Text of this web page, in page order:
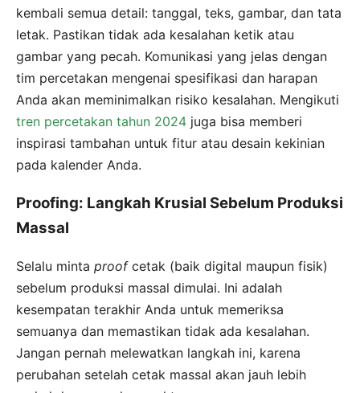
kembali semua detail: tanggal, teks, gambar, dan tata
letak. Pastikan tidak ada kesalahan ketik atau
gambar yang pecah. Komunikasi yang jelas dengan
tim percetakan mengenai spesifikasi dan harapan
Anda akan meminimalkan risiko kesalahan. Mengikuti
tren percetakan tahun 2024 juga bisa memberi
inspirasi tambahan untuk fitur atau desain kekinian
pada kalender Anda.
Proofing: Langkah Krusial Sebelum Produksi
Massal
Selalu minta proofcetak (baik digital maupun fisik)
sebelum produksi massal dimulai. Ini adalah
kesempatan terakhir Anda untuk memeriksa
semuanya dan memastikan tidak ada kesalahan.
Jangan pernah melewatkan langkah ini, karena
perubahan setelah cetak massal akan jauh lebih